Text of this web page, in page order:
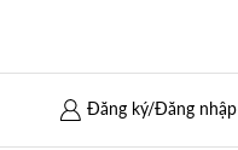
Đăng ký/Đăng nhập